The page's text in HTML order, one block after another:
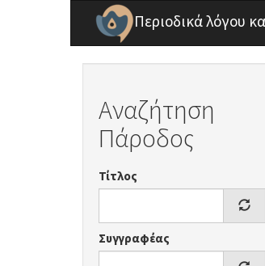
Παράκαμψη προς το κυρίως περιεχόμενο
Περιοδικά λόγου
Αναζήτηση
Πάροδος
Τίτλος
Συγγραφέας